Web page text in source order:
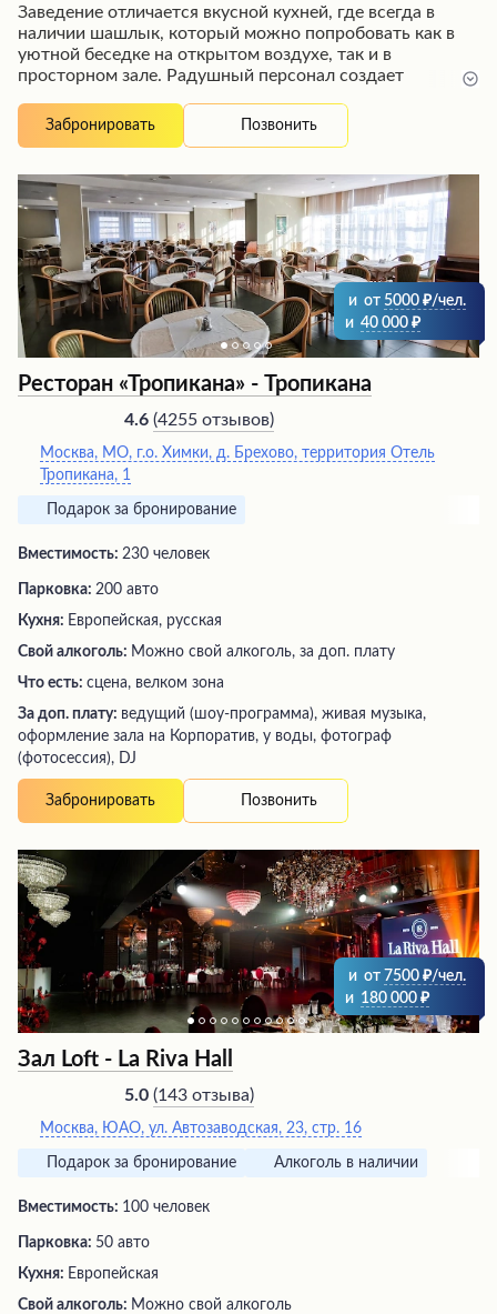
Заведение отличается вкусной кухней, где всегда в
наличии шашлык, который можно попробовать как в
уютной беседке на открытом воздухе, так и в
просторном зале. Радушный персонал создает
обслуживание. Это идеальное место для семейных
торжеств и приятного времяпрепровождения в
музыку, разнообразную развлекательную программу и
наличие кабаре, что делает заведение многогранным и
интересным для разных категорий гостей.
Забронировать Позвонить
и от 5000
/чел.
и 40 000
Ресторан «Тропикана» - Тропикана
4.6 (4255 отзывов)
Москва, МО, г.о. Химки, д. Брехово, территория Отель
Тропикана, 1
Подарок за бронирование
Вместимость: 230 человек
Парковка: 200 авто
Кухня: Европейская, русская
Свой алкоголь: Можно свой алкоголь, за доп. плату
Что есть: сцена, велком зона
За доп. плату: ведущий (шоу-программа), живая музыка,
оформление зала на Корпоратив, у воды, фотограф
(фотосессия), DJ
Забронировать Позвонить
и от 7500
/чел.
и 180 000
Зал Loft - La Riva Hall
5.0 (143 отзыва)
Москва, ЮАО, ул. Автозаводская, 23, стр. 16
Подарок за бронирование Алкоголь в наличии
Вместимость: 100 человек
Парковка: 50 авто
Кухня: Европейская
Свой алкоголь: Можно свой алкоголь